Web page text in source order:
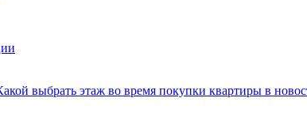
выбрать этаж во время покупки квартиры в